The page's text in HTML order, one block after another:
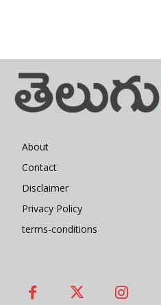
About
Contact
Disclaimer
Privacy Policy
terms-conditions